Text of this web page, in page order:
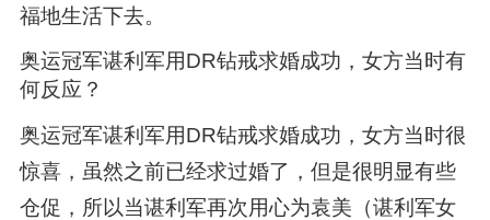
福地生活下去。
奥运冠军谌利军用DR钻戒求婚成功，女方当时有
何反应？
奥运冠军谌利军用DR钻戒求婚成功，女方当时很
惊喜，虽然之前已经求过婚了，但是很明显有些
仓促，所以当谌利军再次用心为袁美（谌利军女